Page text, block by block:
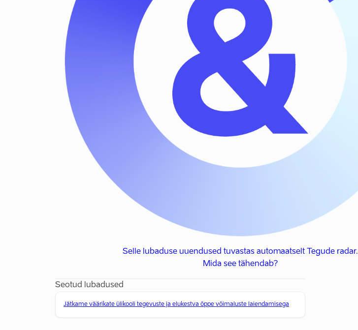
Selle lubaduse uuendused tuvastas automaatselt Tegude radar.
Mida see tähendab?
Seotud lubadused
Jätkame väärikate ülikooli tegevuste ja elukestva õppe võimaluste laiendamisega